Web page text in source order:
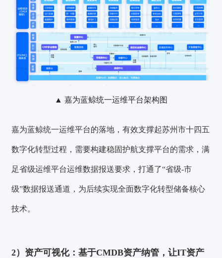
▲ 嘉为蓝鲸统一运维平台架构图
嘉为蓝鲸统一运维平台的落地，有效支撑起苏州市十四五
数字化转型过程，需要构建稳固护航支撑平台的需求，满
足省级运维平台运维数据报送要求，打通了“省级-市
级”数据报送通道，为后续实现全面数字化转型储备核心
技术。
2）资产可视化：基于CMDB资产纳管，让IT资产